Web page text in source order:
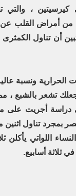
كيرسيتين ،
من أمراض
أن تناول
ونسبة عالية
تشعر بالشبع ،
الخصر بمجرد تناول
أسابيع أن النساء